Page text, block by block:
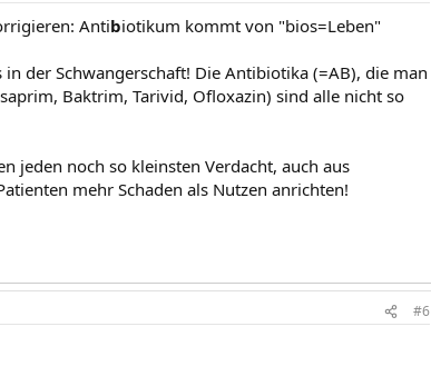
Antibiotikum kommt von "bios=Leben"
der Schwangerschaft! Die Antibiotika (=AB), die man
Baktrim, Tarivid, Ofloxazin) sind alle nicht so
jeden noch so kleinsten Verdacht, auch aus
mehr Schaden als Nutzen anrichten!
#6